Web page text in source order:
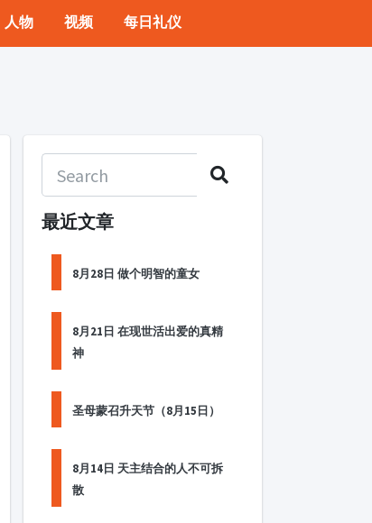
人物 视频 每日礼仪
最近文章
8月28日 做个明智的童女
8月21日 在现世活出爱的真精
神
圣母蒙召升天节（8月15日）
8月14日 天主结合的人不可拆
散